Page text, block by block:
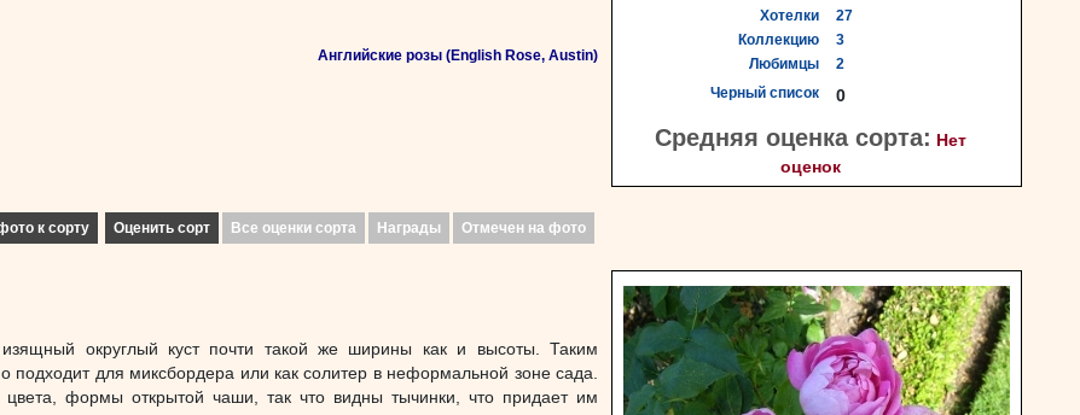
Английские розы (English Rose, Austin)
Хотелки
27
Коллекцию
3
Любимцы
2
Черный список
0
Средняя оценка сорта: Нет
оценок
к сорту Оценить сорт Все оценки сорта Награды Отмечен на фото
округлый куст почти такой же ширины как и высоты. Таким
подходит для миксбордера или как солитер в неформальной зоне сада.
цвета, формы открытой чаши, так что видны тычинки, что придает им